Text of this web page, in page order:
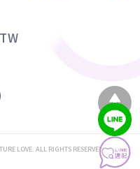
LOVE. ALL RIGHTS RESERVED. 轉動